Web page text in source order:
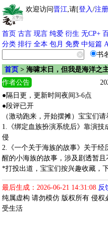
欢迎访问晋江,请[登入/注册
首页 古言 现言 纯爱 衍生 无CP+
分类 排行 全本 包月 免费 中短篇
书
首页 > 海啸末日，但我是海洋之
作者公告
●隔日更，更新时间夜间3-6点
●段评已开
（激动跑来，开始摆摊）宝宝们请
1.《绑定血族扮演系统后》靠演
侵
2.《一个关于海族的故事》关于
醒的小海族的故事，涉及剧透暂且
*打投出道，宝宝们按兴趣收藏，
最后生成：2026-06-21 14:31:08 反
纯属虚构 请勿模仿 版权所有 侵
受生活